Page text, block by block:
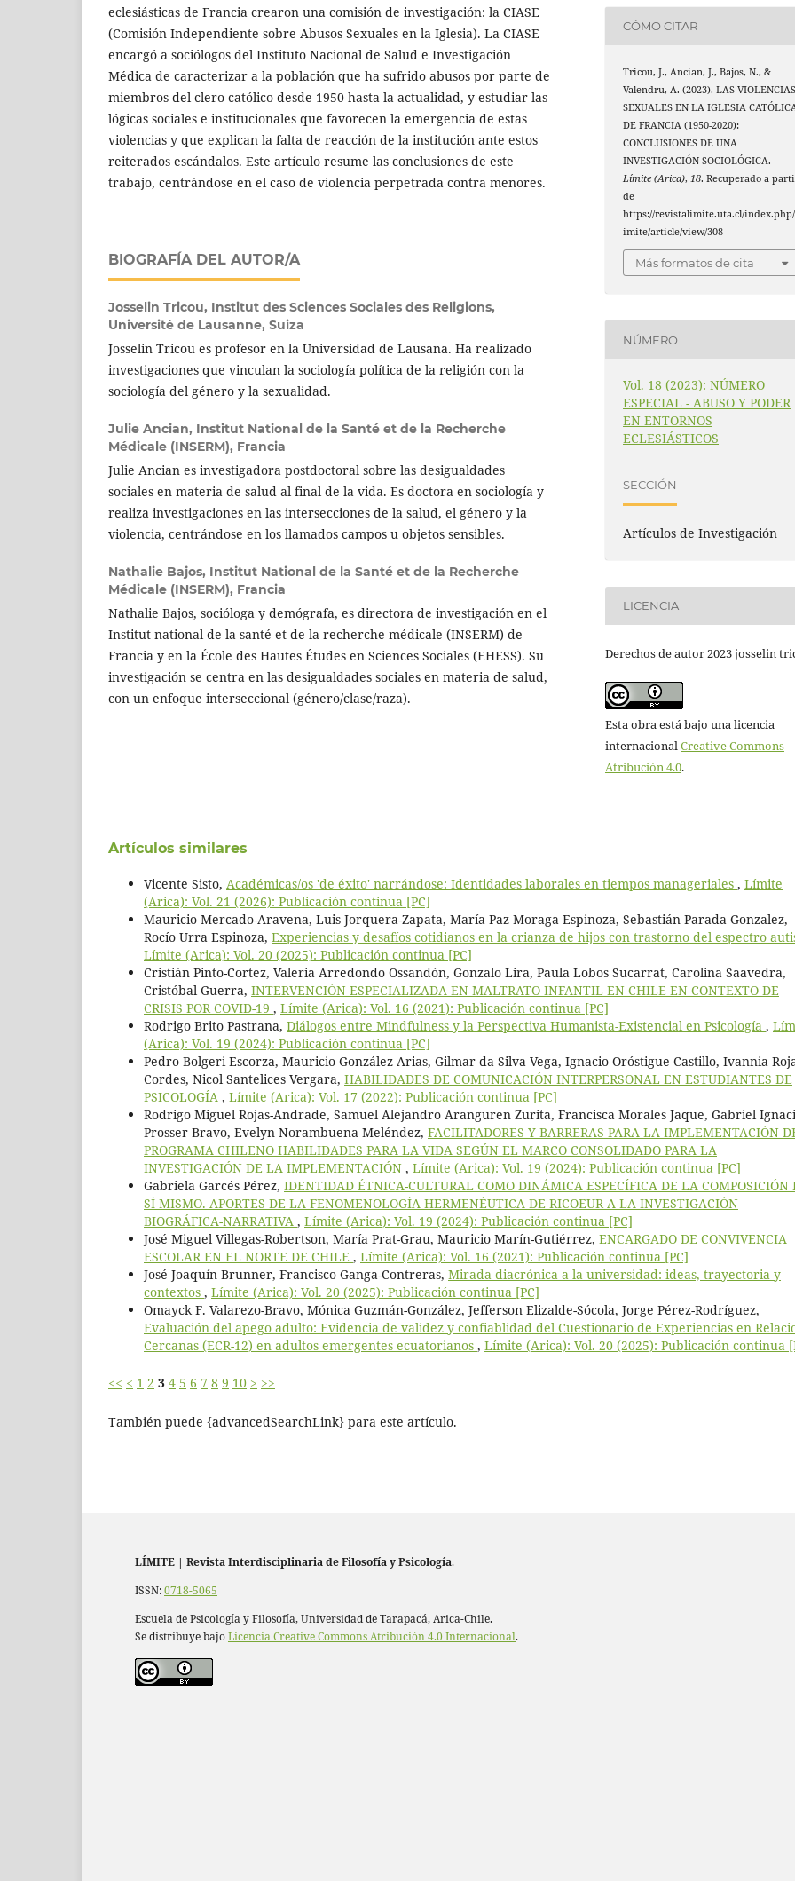
eclesiásticas de Francia crearon una comisión de investigación: la CIASE
(Comisión Independiente sobre Abusos Sexuales en la Iglesia). La CIASE
encargó a sociólogos del Instituto Nacional de Salud e Investigación
Médica de caracterizar a la población que ha sufrido abusos por parte de
miembros del clero católico desde 1950 hasta la actualidad, y estudiar las
lógicas sociales e institucionales que favorecen la emergencia de estas
violencias y que explican la falta de reacción de la institución ante estos
reiterados escándalos. Este artículo resume las conclusiones de este
trabajo, centrándose en el caso de violencia perpetrada contra menores.
BIOGRAFÍA DEL AUTOR/A
Josselin Tricou, Institut des Sciences Sociales des Religions,
Université de Lausanne, Suiza
Josselin Tricou es profesor en la Universidad de Lausana. Ha realizado
investigaciones que vinculan la sociología política de la religión con la
sociología del género y la sexualidad.
Julie Ancian, Institut National de la Santé et de la Recherche
Médicale (INSERM), Francia
Julie Ancian es investigadora postdoctoral sobre las desigualdades
sociales en materia de salud al final de la vida. Es doctora en sociología y
realiza investigaciones en las intersecciones de la salud, el género y la
violencia, centrándose en los llamados campos u objetos sensibles.
Nathalie Bajos, Institut National de la Santé et de la Recherche
Médicale (INSERM), Francia
Nathalie Bajos, socióloga y demógrafa, es directora de investigación en el
Institut national de la santé et de la recherche médicale (INSERM) de
Francia y en la École des Hautes Études en Sciences Sociales (EHESS). Su
investigación se centra en las desigualdades sociales en materia de salud,
con un enfoque interseccional (género/clase/raza).
CÓMO CITAR
Tricou, J., Ancian, J., Bajos, N., &
Valendru, A. (2023). LAS
SEXUALES EN LA IGLESIA
DE FRANCIA (1950-2020):
CONCLUSIONES DE UNA
INVESTIGACIÓN SOCIOLÓGICA.
Límite (Arica),18. Recuperado a
de
https://revistalimite.uta.cl/
imite/article/view/308
Más formatos de cita
NÚMERO
Vol. 18 (2023): NÚMERO
ESPECIAL - ABUSO Y PODER
EN ENTORNOS
ECLESIÁSTICOS
SECCIÓN
Artículos de Investigación
LICENCIA
Derechos de autor 2023 josselin
Esta obra está bajo una licencia
internacional Creative Commons
Atribución 4.0.
Artículos similares
Vicente Sisto, Académicas/os 'de éxito' narrándose: Identidades laborales en tiempos manageriales , Límite
(Arica): Vol. 21 (2026): Publicación continua [PC]
Mauricio Mercado-Aravena, Luis Jorquera-Zapata, María Paz Moraga Espinoza, Sebastián Parada Gonzalez,
Rocío Urra Espinoza, Experiencias y desafíos cotidianos en la crianza de hijos con trastorno del espectro
Límite (Arica): Vol. 20 (2025): Publicación continua [PC]
Cristián Pinto-Cortez, Valeria Arredondo Ossandón, Gonzalo Lira, Paula Lobos Sucarrat, Carolina Saavedra,
Cristóbal Guerra, INTERVENCIÓN ESPECIALIZADA EN MALTRATO INFANTIL EN CHILE EN CONTEXTO DE
CRISIS POR COVID-19 , Límite (Arica): Vol. 16 (2021): Publicación continua [PC]
Rodrigo Brito Pastrana, Diálogos entre Mindfulness y la Perspectiva Humanista-Existencial en Psicología ,
(Arica): Vol. 19 (2024): Publicación continua [PC]
Pedro Bolgeri Escorza, Mauricio González Arias, Gilmar da Silva Vega, Ignacio Oróstigue Castillo, Ivannia
Cordes, Nicol Santelices Vergara, HABILIDADES DE COMUNICACIÓN INTERPERSONAL EN ESTUDIANTES DE
PSICOLOGÍA , Límite (Arica): Vol. 17 (2022): Publicación continua [PC]
Rodrigo Miguel Rojas-Andrade, Samuel Alejandro Aranguren Zurita, Francisca Morales Jaque, Gabriel
Prosser Bravo, Evelyn Norambuena Meléndez, FACILITADORES Y BARRERAS PARA LA IMPLEMENTACIÓN
PROGRAMA CHILENO HABILIDADES PARA LA VIDA SEGÚN EL MARCO CONSOLIDADO PARA LA
INVESTIGACIÓN DE LA IMPLEMENTACIÓN , Límite (Arica): Vol. 19 (2024): Publicación continua [PC]
Gabriela Garcés Pérez, IDENTIDAD ÉTNICA-CULTURAL COMO DINÁMICA ESPECÍFICA DE LA COMPOSICIÓN
SÍ MISMO. APORTES DE LA FENOMENOLOGÍA HERMENÉUTICA DE RICOEUR A LA INVESTIGACIÓN
BIOGRÁFICA-NARRATIVA , Límite (Arica): Vol. 19 (2024): Publicación continua [PC]
José Miguel Villegas-Robertson, María Prat-Grau, Mauricio Marín-Gutiérrez, ENCARGADO DE CONVIVENCIA
ESCOLAR EN EL NORTE DE CHILE , Límite (Arica): Vol. 16 (2021): Publicación continua [PC]
José Joaquín Brunner, Francisco Ganga-Contreras, Mirada diacrónica a la universidad: ideas, trayectoria y
contextos , Límite (Arica): Vol. 20 (2025): Publicación continua [PC]
Omayck F. Valarezo-Bravo, Mónica Guzmán-González, Jefferson Elizalde-Sócola, Jorge Pérez-Rodríguez,
Evaluación del apego adulto: Evidencia de validez y confiablidad del Cuestionario de Experiencias en
Cercanas (ECR-12) en adultos emergentes ecuatorianos , Límite (Arica): Vol. 20 (2025): Publicación continua
<< < 1 2 3 4 5 6 7 8 9 10 > >>
También puede {advancedSearchLink} para este artículo.
LÍMITE | Revista Interdisciplinaria de Filosofía y Psicología.
ISSN:0718-5065
Escuela de Psicología y Filosofía, Universidad de Tarapacá, Arica-Chile.
Se distribuye bajoLicencia Creative Commons Atribución 4.0 Internacional.